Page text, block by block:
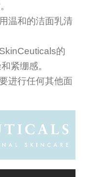
温和的洁面乳清
的
紧绷感。
进行任何其他面